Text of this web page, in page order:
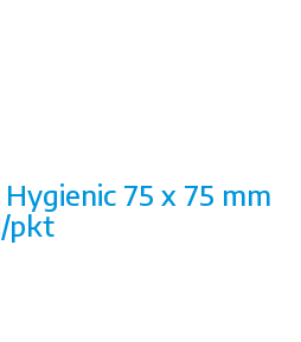
75 x 75 mm
pkt